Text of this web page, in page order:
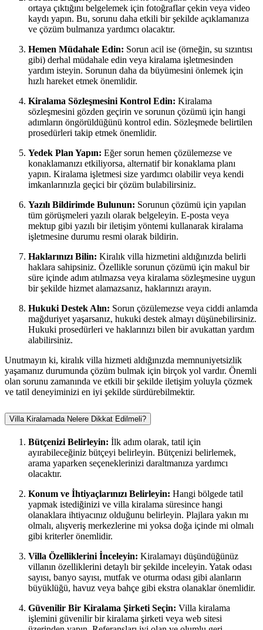
ortaya çıktığını belgelemek için fotoğraflar çekin veya video
kaydı yapın. Bu, sorunu daha etkili bir şekilde açıklamanıza
ve çözüm bulmanıza yardımcı olacaktır.
Hemen Müdahale Edin: Sorun acil ise (örneğin, su sızıntısı
gibi) derhal müdahale edin veya kiralama işletmesinden
yardım isteyin. Sorunun daha da büyümesini önlemek için
hızlı hareket etmek önemlidir.
Kiralama Sözleşmesini Kontrol Edin: Kiralama
sözleşmesini gözden geçirin ve sorunun çözümü için hangi
adımların öngörüldüğünü kontrol edin. Sözleşmede belirtilen
prosedürleri takip etmek önemlidir.
Yedek Plan Yapın: Eğer sorun hemen çözülemezse ve
konaklamanızı etkiliyorsa, alternatif bir konaklama planı
yapın. Kiralama işletmesi size yardımcı olabilir veya kendi
imkanlarınızla geçici bir çözüm bulabilirsiniz.
Yazılı Bildirimde Bulunun: Sorunun çözümü için yapılan
tüm görüşmeleri yazılı olarak belgeleyin. E-posta veya
mektup gibi yazılı bir iletişim yöntemi kullanarak kiralama
işletmesine durumu resmi olarak bildirin.
Haklarınızı Bilin: Kiralık villa hizmetini aldığınızda belirli
haklara sahipsiniz. Özellikle sorunun çözümü için makul bir
süre içinde adım atılmazsa veya kiralama sözleşmesine uygun
bir şekilde hizmet alamazsanız, haklarınızı arayın.
Hukuki Destek Alın: Sorun çözülemezse veya ciddi anlamda
mağduriyet yaşarsanız, hukuki destek almayı düşünebilirsiniz.
Hukuki prosedürleri ve haklarınızı bilen bir avukattan yardım
alabilirsiniz.
Unutmayın ki, kiralık villa hizmeti aldığınızda memnuniyetsizlik
yaşamanız durumunda çözüm bulmak için birçok yol vardır. Önemli
olan sorunu zamanında ve etkili bir şekilde iletişim yoluyla çözmek
ve tatil deneyiminizi en iyi şekilde sürdürebilmektir.
Villa Kiralamada Nelere Dikkat Edilmeli?
Bütçenizi Belirleyin: İlk adım olarak, tatil için
ayırabileceğiniz bütçeyi belirleyin. Bütçenizi belirlemek,
arama yaparken seçeneklerinizi daraltmanıza yardımcı
olacaktır.
Konum ve İhtiyaçlarınızı Belirleyin: Hangi bölgede tatil
yapmak istediğinizi ve villa kiralama süresince hangi
olanaklara ihtiyacınız olduğunu belirleyin. Plajlara yakın mı
olmalı, alışveriş merkezlerine mi yoksa doğa içinde mi olmalı
gibi kriterler önemlidir.
Villa Özelliklerini İnceleyin: Kiralamayı düşündüğünüz
villanın özelliklerini detaylı bir şekilde inceleyin. Yatak odası
sayısı, banyo sayısı, mutfak ve oturma odası gibi alanların
büyüklüğü, havuz veya bahçe gibi ekstra olanaklar önemlidir.
Güvenilir Bir Kiralama Şirketi Seçin: Villa kiralama
işlemini güvenilir bir kiralama şirketi veya web sitesi